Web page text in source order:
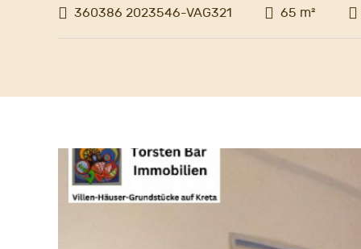
360386 2023546-VAG321 65 m²